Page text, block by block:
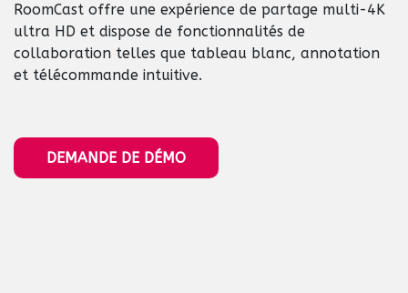
RoomCast offre une expérience de partage multi-4K
ultra HD et dispose de fonctionnalités de
collaboration telles que tableau blanc, annotation
et télécommande intuitive.
DEMANDE DE DÉMO